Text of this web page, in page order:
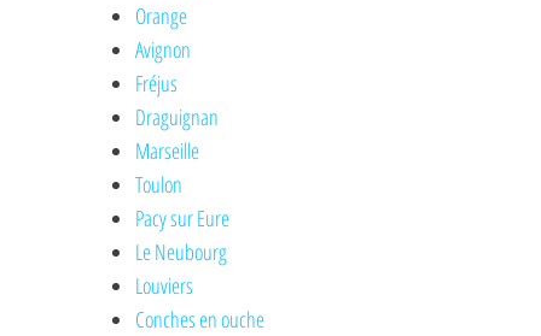
Orange
Avignon
Fréjus
Draguignan
Marseille
Toulon
Pacy sur Eure
Le Neubourg
Louviers
Conches en ouche